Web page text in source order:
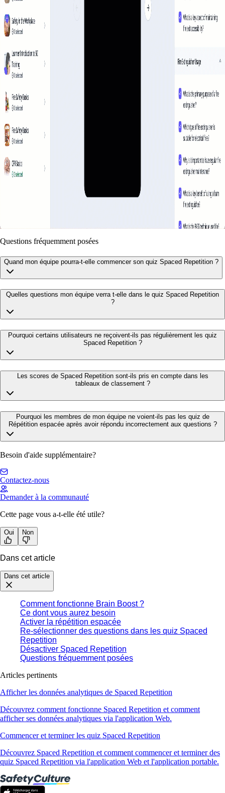
Questions fréquemment posées
Quand mon équipe pourra-t-elle commencer son quiz Spaced Repetition ?
Quelles questions mon équipe verra t-elle dans le quiz Spaced Repetition
?
Pourquoi certains utilisateurs ne reçoivent-ils pas régulièrement les quiz
Spaced Repetition ?
Les scores de Spaced Repetition sont-ils pris en compte dans les
tableaux de classement ?
Pourquoi les membres de mon équipe ne voient-ils pas les quiz de
Répétition espacée après avoir répondu incorrectement aux questions ?
Besoin d'aide supplémentaire?
Contactez-nous
Demander à la communauté
Cette page vous a-t-elle été utile?
Oui Non
Dans cet article
Dans cet article
Comment fonctionne Brain Boost ?
Ce dont vous aurez besoin
Activer la répétition espacée
Re-sélectionner des questions dans les quiz Spaced
Repetition
Désactiver Spaced Repetition
Questions fréquemment posées
Articles pertinents
Afficher les données analytiques de Spaced Repetition
Découvrez comment fonctionne Spaced Repetition et comment
afficher ses données analytiques via l'application Web.
Commencer et terminer les quiz Spaced Repetition
Découvrez Spaced Repetition et comment commencer et terminer des
quiz Spaced Repetition via l'application Web et l'application portable.